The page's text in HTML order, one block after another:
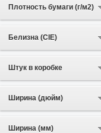
Плотность бумаги (г/м2)
Белизна (CIE)
Штук в коробке
Ширина (дюйм)
Ширина (мм)